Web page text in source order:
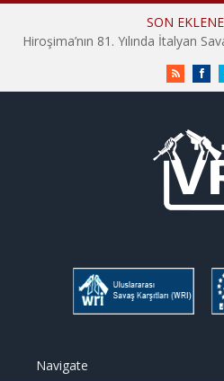
SON
RSS
Navigate